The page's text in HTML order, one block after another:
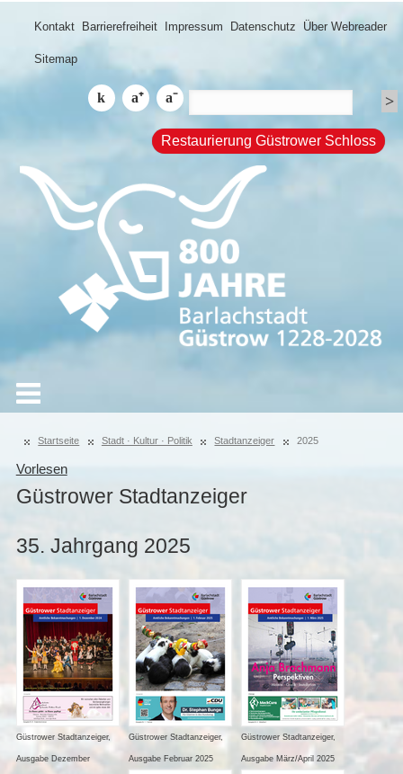
Kontakt Barrierefreiheit Impressum Datenschutz Über Webreader
Sitemap
Restaurierung Güstrower Schloss
Startseite Stadt · Kultur · Politik Stadtanzeiger 2025
Vorlesen
Güstrower Stadtanzeiger
35. Jahrgang 2025
Güstrower Stadtanzeiger,
Ausgabe Dezember
Güstrower Stadtanzeiger,
Ausgabe Februar 2025
Güstrower Stadtanzeiger,
Ausgabe März/April 2025